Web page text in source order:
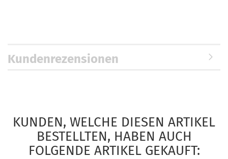
Kundenrezensionen
KUNDEN, WELCHE DIESEN ARTIKEL
BESTELLTEN, HABEN AUCH
FOLGENDE ARTIKEL GEKAUFT: